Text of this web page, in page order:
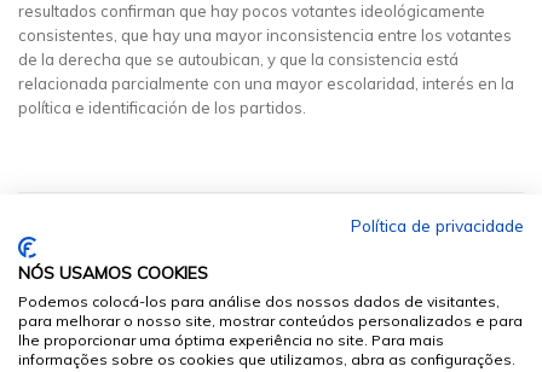
resultados confirman que hay pocos votantes ideológicamente
consistentes, que hay una mayor inconsistencia entre los votantes
de la derecha que se autoubican, y que la consistencia está
relacionada parcialmente con una mayor escolaridad, interés en la
política e identificación de los partidos.
Política de privacidade
NÓS USAMOS COOKIES
Podemos colocá-los para análise dos nossos dados de visitantes,
para melhorar o nosso site, mostrar conteúdos personalizados e para
lhe proporcionar uma óptima experiência no site. Para mais
informações sobre os cookies que utilizamos, abra as configurações.